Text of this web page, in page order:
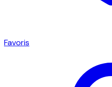
Favoris